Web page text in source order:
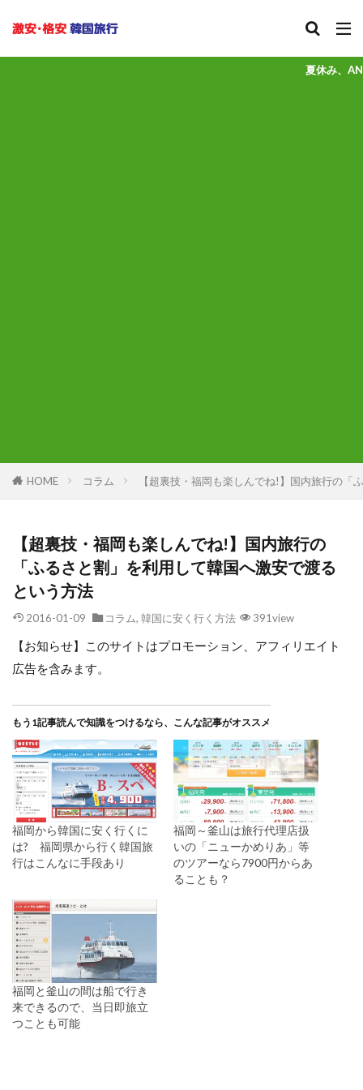
夏休み、ANAやJALの航空便＋
HOME コラム 【超裏技・福岡も楽しんでね!】国内旅行の
【超裏技・福岡も楽しんでね!】国内旅行の
「ふるさと割」を利用して韓国へ激安で渡る
という方法
2016-01-09 コラム, 韓国に安く行く方法 391view
【お知らせ】このサイトはプロモーション、アフィリエイト
広告を含みます。
もう1記事読んで知識をつけるなら、こんな記事がオススメ
福岡から韓国に安く行くに
は? 福岡県から行く韓国旅
行はこんなに手段あり
福岡～釜山は旅行代理店扱
いの「ニューかめりあ」等
のツアーなら7900円からあ
ることも？
福岡と釜山の間は船で行き
来できるので、当日即旅立
つことも可能